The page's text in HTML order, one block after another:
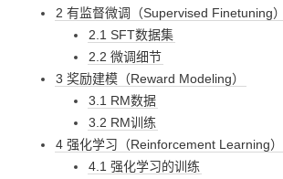
2 有监督微调（Supervised Finetuning）
2.1 SFT数据集
2.2 微调细节
3 奖励建模（Reward Modeling）
3.1 RM数据
3.2 RM训练
4 强化学习（Reinforcement Learning）
4.1 强化学习的训练